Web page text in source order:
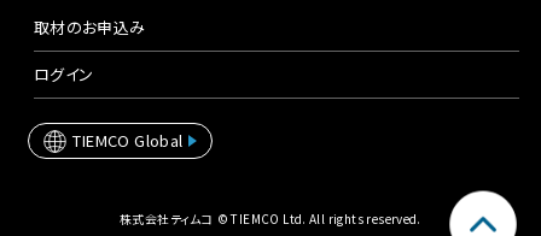
取材のお申込み
ログイン
TIEMCO Global
株式会社ティムコ © TIEMCO Ltd. All rights reserved.